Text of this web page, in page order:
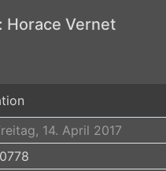
Horace Vernet
14. April 2017